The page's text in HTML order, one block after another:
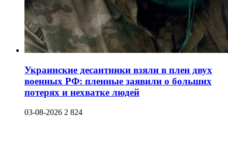
Украинские десантники взяли в плен двух
военных РФ: пленные заявили о больших
потерях и нехватке людей
03-08-2026 2 824